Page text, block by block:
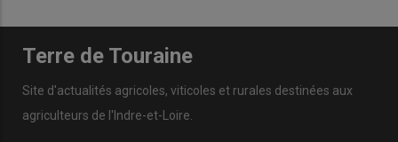
Terre de Touraine
Site d'actualités agricoles, viticoles et rurales destinées aux
agriculteurs de l'Indre-et-Loire.